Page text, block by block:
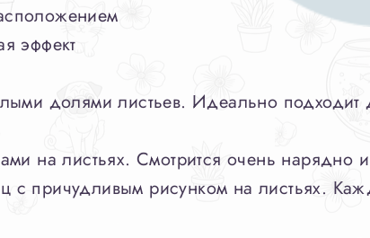
эффект
долями листьев. Идеально
на листьях. Смотрится очень нарядно
с причудливым рисунком на листьях.